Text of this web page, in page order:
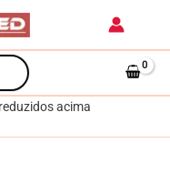
acima